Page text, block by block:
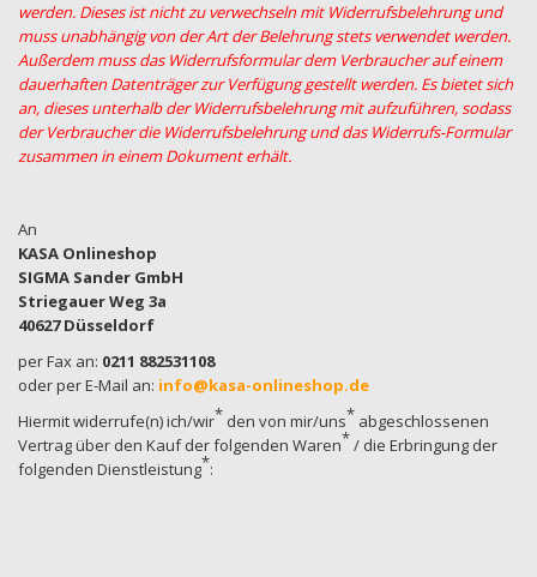
werden. Dieses ist nicht zu verwechseln mit Widerrufsbelehrung und
muss unabhängig von der Art der Belehrung stets verwendet werden.
Außerdem muss das Widerrufsformular dem Verbraucher auf einem
dauerhaften Datenträger zur Verfügung gestellt werden. Es bietet sich
an, dieses unterhalb der Widerrufsbelehrung mit aufzuführen, sodass
der Verbraucher die Widerrufsbelehrung und das Widerrufs-Formular
zusammen in einem Dokument erhält.
An
KASA Onlineshop
SIGMA Sander GmbH
Striegauer Weg 3a
40627 Düsseldorf
per Fax an: 0211 882531108
oder per E-Mail an: info@kasa-onlineshop.de
Hiermit widerrufe(n) ich/wir* den von mir/uns* abgeschlossenen
Vertrag über den Kauf der folgenden Waren*/ die Erbringung der
folgenden Dienstleistung*: